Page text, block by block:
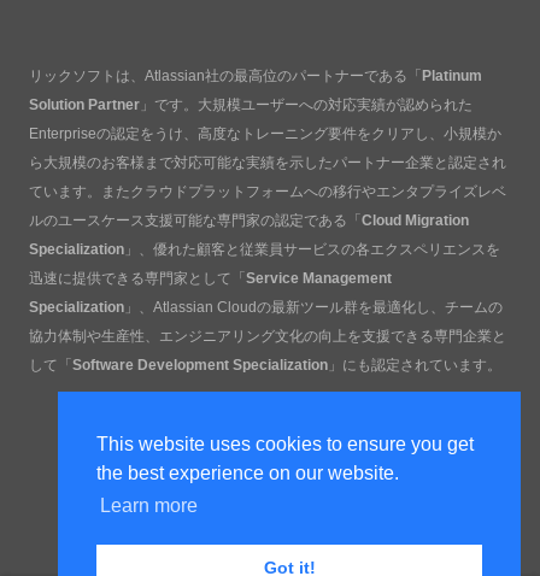
This website uses cookies to ensure you get
the best experience on our website.
Learn more
Got it!
リックソフトは、Atlassian社の最高位のパートナーである「Platinum
Solution Partner 」です。大規模ユーザーへの対応実績が認められた
Enterpriseの認定をうけ、高度なトレーニング要件をクリアし、小規模か
ら大規模のお客様まで対応可能な実績を示したパートナー企業と認定され
ています。またクラウドプラットフォームへの移行やエンタプライズレベ
ルのユースケース支援可能な専門家の認定である「Cloud Migration
Specialization 」、優れた顧客と従業員サービスの各エクスペリエンスを
迅速に提供できる専門家として「Service Management
Specialization 」、Atlassian Cloudの最新ツール群を最適化し、チームの
協力体制や生産性、エンジニアリング文化の向上を支援できる専門企業と
して「Software Development Specialization 」にも認定されています。